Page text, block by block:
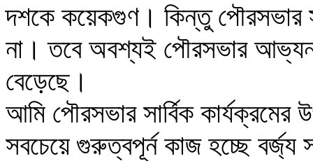
দশকে কয়েকগুণ। কিন্তু পৌরসভার
না। তবে অবশ্যই পৌরসভার
বেড়েছে।
আমি পৌরসভার সার্বিক
সবচেয়ে গুরুত্বপূর্ন কাজ হচ্ছে বর্জ্য